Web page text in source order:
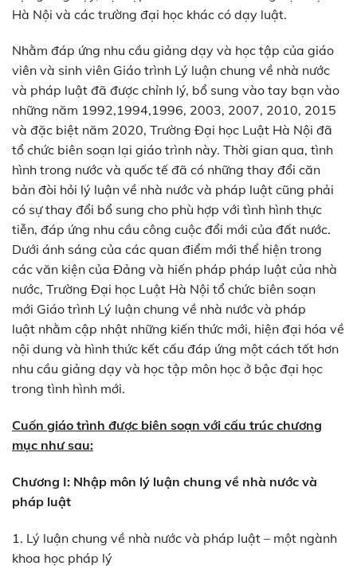
Hà Nội và các trường đại học khác có dạy luật.
Nhằm đáp ứng nhu cầu giảng dạy và học tập của giáo
viên và sinh viên Giáo trình Lý luận chung về nhà nước
và pháp luật đã được chỉnh lý, bổ sung vào tay bạn vào
những năm 1992,1994,1996, 2003, 2007, 2010, 2015
và đặc biệt năm 2020, Trường Đại học Luật Hà Nội đã
tổ chức biên soạn lại giáo trình này. Thời gian qua, tình
hình trong nước và quốc tế đã có những thay đổi căn
bản đòi hỏi lý luận về nhà nước và pháp luật cũng phải
có sự thay đổi bổ sung cho phù hợp với tình hình thực
tiễn, đáp ứng nhu cầu công cuộc đổi mới của đất nước.
Dưới ánh sáng của các quan điểm mới thể hiện trong
các văn kiện của Đảng và hiến pháp pháp luật của nhà
nước, Trường Đại học Luật Hà Nội tổ chức biên soạn
mới Giáo trình Lý luận chung về nhà nước và pháp
luật nhằm cập nhật những kiến thức mới, hiện đại hóa về
nội dung và hình thức kết cấu đáp ứng một cách tốt hơn
nhu cầu giảng dạy và học tập môn học ở bậc đại học
trong tình hình mới.
Cuốn giáo trình được biên soạn với cấu trúc chương
mục như sau:
Chương I: Nhập môn lý luận chung về nhà nước và
pháp luật
1. Lý luận chung về nhà nước và pháp luật – một ngành
khoa học pháp lý